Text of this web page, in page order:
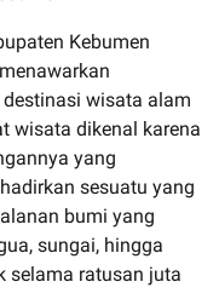
Kebumen
wisata alam
wisata dikenal karena
yang
sesuatu yang
bumi yang
sungai, hingga
selama ratusan juta